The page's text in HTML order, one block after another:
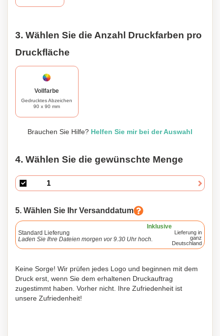
Erleben Sie den Komfort und die Vielseitigkeit unserer
Bestellen Sie Ihre heute und genießen Sie die Wärme und
Gemütlichkeit, die sie in Ihr Leben bringt.
3. Wählen Sie die Anzahl Druckfarben pro
Druckfläche
Vollfarbe
Gedrucktes Abzeichen
90 x 90 mm
Brauchen Sie Hilfe? Helfen Sie mir bei der Auswahl
4. Wählen Sie die gewünschte Menge
5. Wählen Sie Ihr Versanddatum
Inklusive
Standard Lieferung
Laden Sie Ihre Dateien morgen vor 9.30 Uhr hoch.
Lieferung in
ganz
Deutschland
Keine Sorge! Wir prüfen jedes Logo und beginnen mit dem
Druck erst, wenn Sie dem erhaltenen Druckauftrag
zugestimmt haben. Vorher nicht. Ihre Zufriedenheit ist
unsere Zufriedenheit!